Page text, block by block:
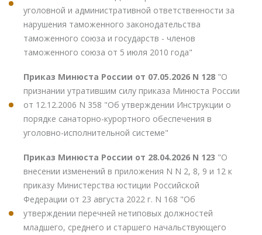
уголовной и административной ответственности за
нарушения таможенного законодательства
таможенного союза и государств - членов
таможенного союза от 5 июля 2010 года"
Приказ Минюста России от 07.05.2026 N 128 "О
признании утратившим силу приказа Минюста России
от 12.12.2006 N 358 "Об утверждении Инструкции о
порядке санаторно-курортного обеспечения в
уголовно-исполнительной системе"
Приказ Минюста России от 28.04.2026 N 123 "О
внесении изменений в приложения N N 2, 8, 9 и 12 к
приказу Министерства юстиции Российской
Федерации от 23 августа 2022 г. N 168 "Об
утверждении перечней нетиповых должностей
младшего, среднего и старшего начальствующего